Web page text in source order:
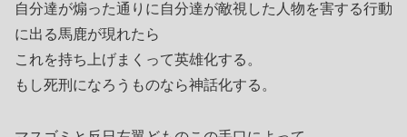
自分達が煽った通りに自分達が敵視した人物を害する行動
に出る馬鹿が現れたら
これを持ち上げまくって英雄化する。
もし死刑になろうものなら神話化する。